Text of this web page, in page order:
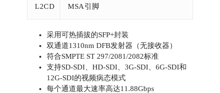
L2CD
MSA引脚
采用可热插拔的SFP+封装
双通道1310nm DFB发射器（无接收器）
符合SMPTE ST 297/2081/2082标准
支持SD-SDI、HD-SDI、3G-SDI、6G-SDI和
12G-SDI的视频病态模式
每个通道最大速率高达11.88Gbps